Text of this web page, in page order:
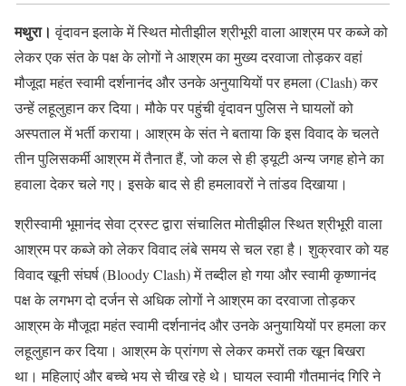
मथुरा। वृंदावन इलाके में स्थित मोतीझील श्रीभूरी वाला आश्रम पर कब्जे को
लेकर एक संत के पक्ष के लोगों ने आश्रम का मुख्य दरवाजा तोड़कर वहां
मौजूदा महंत स्वामी दर्शनानंद और उनके अनुयायियों पर हमला (Clash) कर
उन्हें लहूलुहान कर दिया। मौके पर पहुंची वृंदावन पुलिस ने घायलों को
अस्पताल में भर्ती कराया। आश्रम के संत ने बताया कि इस विवाद के चलते
तीन पुलिसकर्मी आश्रम में तैनात हैं, जो कल से ही ड्यूटी अन्य जगह होने का
हवाला देकर चले गए। इसके बाद से ही हमलावरों ने तांडव दिखाया।
श्रीस्वामी भूमानंद सेवा ट्रस्ट द्वारा संचालित मोतीझील स्थित श्रीभूरी वाला
आश्रम पर कब्जे को लेकर विवाद लंबे समय से चल रहा है। शुक्रवार को यह
विवाद खूनी संघर्ष (Bloody Clash) में तब्दील हो गया और स्वामी कृष्णानंद
पक्ष के लगभग दो दर्जन से अधिक लोगों ने आश्रम का दरवाजा तोड़कर
आश्रम के मौजूदा महंत स्वामी दर्शनानंद और उनके अनुयायियों पर हमला कर
लहूलुहान कर दिया। आश्रम के प्रांगण से लेकर कमरों तक खून बिखरा
था। महिलाएं और बच्चे भय से चीख रहे थे। घायल स्वामी गौतमानंद गिरि ने